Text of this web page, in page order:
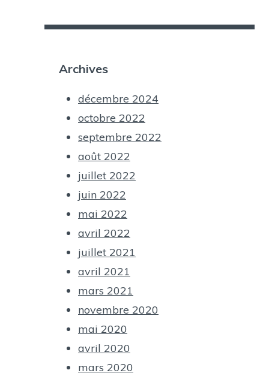
Archives
décembre 2024
octobre 2022
septembre 2022
août 2022
juillet 2022
juin 2022
mai 2022
avril 2022
juillet 2021
avril 2021
mars 2021
novembre 2020
mai 2020
avril 2020
mars 2020